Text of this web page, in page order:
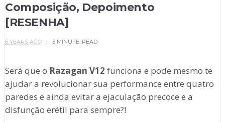
Composição, Depoimento
[RESENHA]
6 YEARS AGO 5 MINUTE READ
Será que o Razagan V12 funciona e pode mesmo te
ajudar a revolucionar sua performance entre quatro
paredes e ainda evitar a ejaculação precoce e a
disfunção erétil para sempre?!